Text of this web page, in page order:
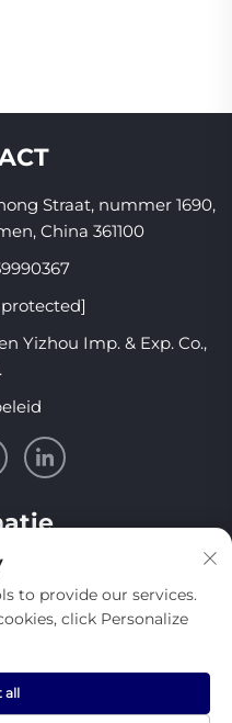
Straat, nummer 1690,
China 361100
Yizhou Imp. & Exp. Co.,
nieuwsbrief te
to provide our services.
click Personalize
all